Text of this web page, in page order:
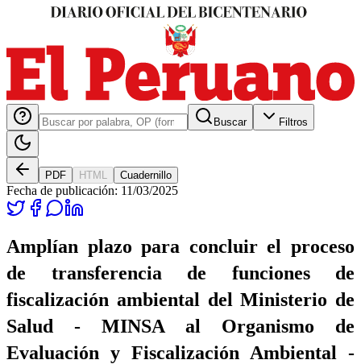
Buscar Filtros
PDF HTML Cuadernillo
Fecha de publicación: 11/03/2025
Amplían plazo para concluir el proceso
de transferencia de funciones de
fiscalización ambiental del Ministerio de
Salud - MINSA al Organismo de
Evaluación y Fiscalización Ambiental -